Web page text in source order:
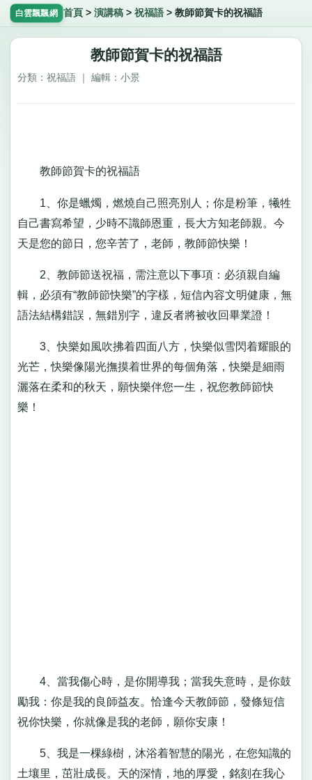
白雲飄飄網 首頁 > 演講稿> 祝福語> 教師節賀卡的祝福語
教師節賀卡的祝福語
分類：祝福語 ｜ 編輯：小景
教師節賀卡的祝福語
1、你是蠟燭，燃燒自己照亮別人；你是粉筆，犧牲
自己書寫希望，少時不識師恩重，長大方知老師親。今
天是您的節日，您辛苦了，老師，教師節快樂！
2、教師節送祝福，需注意以下事項：必須親自編
輯，必須有“教師節快樂”的字樣，短信內容文明健康，無
語法結構錯誤，無錯別字，違反者將被收回畢業證！
3、快樂如風吹拂着四面八方，快樂似雪閃着耀眼的
光芒，快樂像陽光撫摸着世界的每個角落，快樂是細雨
灑落在柔和的秋天，願快樂伴您一生，祝您教師節快
樂！
4、當我傷心時，是你開導我；當我失意時，是你鼓
勵我：你是我的良師益友。恰逢今天教師節，發條短信
祝你快樂，你就像是我的老師，願你安康！
5、我是一棵綠樹，沐浴着智慧的陽光，在您知識的
土壤里，茁壯成長。天的深情，地的厚愛，銘刻在我心